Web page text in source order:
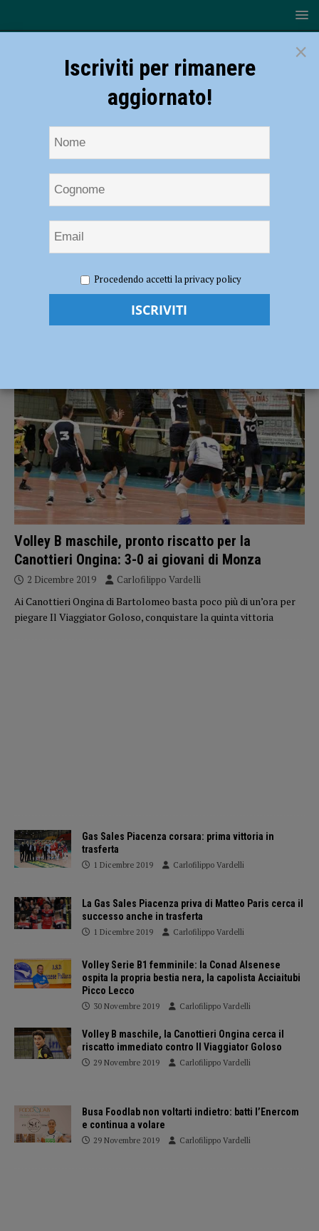
Volley B maschile, pronto riscatto per la
Canottieri Ongina: 3-0 ai giovani di Monza
2 Dicembre 2019 Carlofilippo Vardelli
Ai Canottieri Ongina di Bartolomeo basta poco più di un’ora per
piegare Il Viaggiator Goloso, conquistare la quinta vittoria
Gas Sales Piacenza corsara: prima vittoria in
trasferta
1 Dicembre 2019 Carlofilippo Vardelli
La Gas Sales Piacenza priva di Matteo Paris cerca il
successo anche in trasferta
1 Dicembre 2019 Carlofilippo Vardelli
Volley Serie B1 femminile: la Conad Alsenese
ospita la propria bestia nera, la capolista Acciaitubi
Picco Lecco
30 Novembre 2019 Carlofilippo Vardelli
Volley B maschile, la Canottieri Ongina cerca il
riscatto immediato contro Il Viaggiator Goloso
29 Novembre 2019 Carlofilippo Vardelli
Busa Foodlab non voltarti indietro: batti l’Enercom
e continua a volare
29 Novembre 2019 Carlofilippo Vardelli
×
Iscriviti per rimanere
aggiornato!
Procedendo accetti la privacy policy